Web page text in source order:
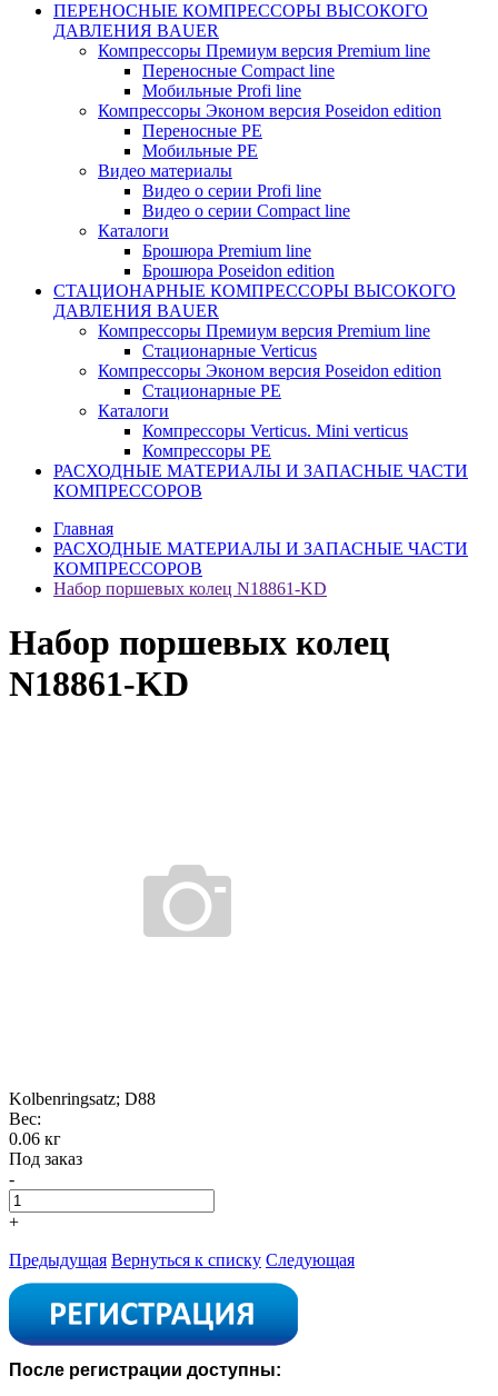
ПЕРЕНОСНЫЕ КОМПРЕССОРЫ ВЫСОКОГО
ДАВЛЕНИЯ BAUER
Компрессоры Премиум версия Premium line
Переносные Compact line
Мобильные Profi line
Компрессоры Эконом версия Poseidon edition
Переносные PE
Мобильные PE
Видео материалы
Видео о серии Profi line
Видео о серии Compact line
Каталоги
Брошюра Premium line
Брошюра Poseidon edition
СТАЦИОНАРНЫЕ КОМПРЕССОРЫ ВЫСОКОГО
ДАВЛЕНИЯ BAUER
Компрессоры Премиум версия Premium line
Стационарные Verticus
Компрессоры Эконом версия Poseidon edition
Стационарные PE
Каталоги
Компрессоры Verticus. Mini verticus
Компрессоры PE
РАСХОДНЫЕ МАТЕРИАЛЫ И ЗАПАСНЫЕ ЧАСТИ
КОМПРЕССОРОВ
Главная
РАСХОДНЫЕ МАТЕРИАЛЫ И ЗАПАСНЫЕ ЧАСТИ
КОМПРЕССОРОВ
Набор поршевых колец N18861-KD
Набор поршевых колец
N18861-KD
Kolbenringsatz; D88
Вес:
0.06 кг
Под заказ
-
+
Предыдущая Вернуться к списку Следующая
После регистрации доступны: